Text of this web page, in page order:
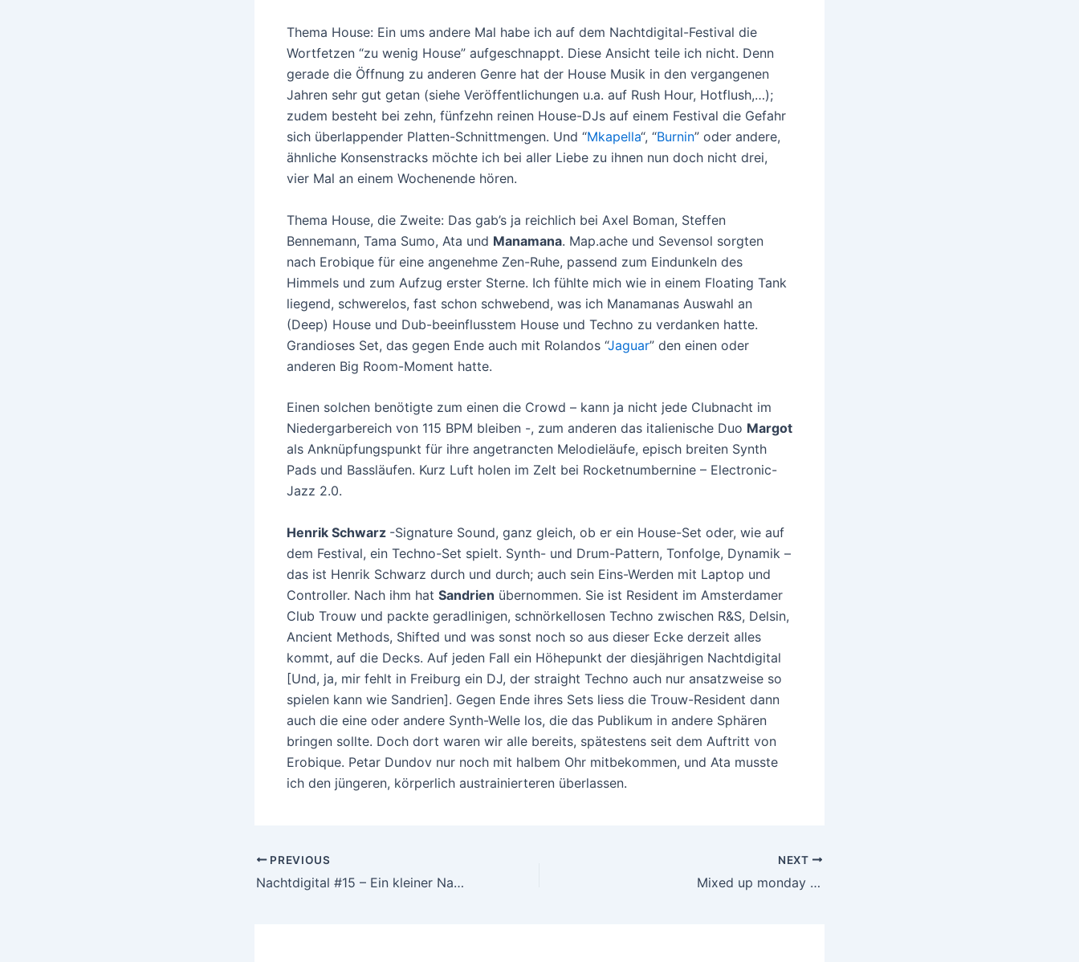
Thema House: Ein ums andere Mal habe ich auf dem Nachtdigital-Festival die
Wortfetzen “zu wenig House” aufgeschnappt. Diese Ansicht teile ich nicht. Denn
gerade die Öffnung zu anderen Genre hat der House Musik in den vergangenen
Jahren sehr gut getan (siehe Veröffentlichungen u.a. auf Rush Hour, Hotflush,…);
zudem besteht bei zehn, fünfzehn reinen House-DJs auf einem Festival die Gefahr
sich überlappender Platten-Schnittmengen. Und “Mkapella“, “Burnin” oder andere,
ähnliche Konsenstracks möchte ich bei aller Liebe zu ihnen nun doch nicht drei,
vier Mal an einem Wochenende hören.
Thema House, die Zweite: Das gab’s ja reichlich bei Axel Boman, Steffen
Bennemann, Tama Sumo, Ata und Manamana. Map.ache und Sevensol sorgten
nach Erobique für eine angenehme Zen-Ruhe, passend zum Eindunkeln des
Himmels und zum Aufzug erster Sterne. Ich fühlte mich wie in einem Floating Tank
liegend, schwerelos, fast schon schwebend, was ich Manamanas Auswahl an
(Deep) House und Dub-beeinflusstem House und Techno zu verdanken hatte.
Grandioses Set, das gegen Ende auch mit Rolandos “Jaguar” den einen oder
anderen Big Room-Moment hatte.
Einen solchen benötigte zum einen die Crowd – kann ja nicht jede Clubnacht im
Niedergarbereich von 115 BPM bleiben -, zum anderen das italienische Duo Margot
als Anknüpfungspunkt für ihre angetrancten Melodieläufe, episch breiten Synth
Pads und Bassläufen. Kurz Luft holen im Zelt bei Rocketnumbernine – Electronic-
Jazz 2.0.
Henrik Schwarz -Signature Sound, ganz gleich, ob er ein House-Set oder, wie auf
dem Festival, ein Techno-Set spielt. Synth- und Drum-Pattern, Tonfolge, Dynamik –
das ist Henrik Schwarz durch und durch; auch sein Eins-Werden mit Laptop und
Controller. Nach ihm hat Sandrien übernommen. Sie ist Resident im Amsterdamer
Club Trouw und packte geradlinigen, schnörkellosen Techno zwischen R&S, Delsin,
Ancient Methods, Shifted und was sonst noch so aus dieser Ecke derzeit alles
kommt, auf die Decks. Auf jeden Fall ein Höhepunkt der diesjährigen Nachtdigital
[Und, ja, mir fehlt in Freiburg ein DJ, der straight Techno auch nur ansatzweise so
spielen kann wie Sandrien]. Gegen Ende ihres Sets liess die Trouw-Resident dann
auch die eine oder andere Synth-Welle los, die das Publikum in andere Sphären
bringen sollte. Doch dort waren wir alle bereits, spätestens seit dem Auftritt von
Erobique. Petar Dundov nur noch mit halbem Ohr mitbekommen, und Ata musste
ich den jüngeren, körperlich austrainierteren überlassen.
Post
navigation
PREVIOUS
Nachtdigital #15 – Ein kleiner Nachtrag (Teil 1)
NEXT
Mixed up monday (111)